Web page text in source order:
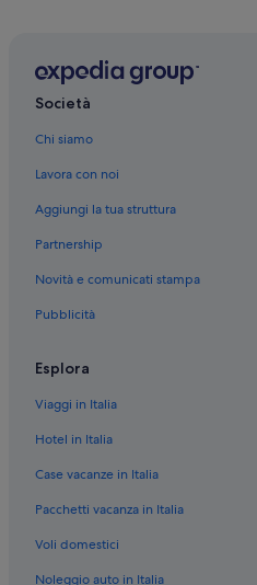
Museo d'Arte Moderna Vittoria
Pescara: Hotel con piscina
Pescara: Hotel sulla neve
Pescara: Hotel per golfisti
Pescara: Hotel ecosostenibili
Pescara: Hotel con palestra
Pescara: Hotel di lusso
Pescara: Hotel sulla spiaggia
Pescara: Hotel per famiglie
Pescara: Hotel di lusso
Pescara: Boutique hotel
Pescara: Hotel per chi ama
Società
Chi siamo
Lavora con noi
Aggiungi la tua struttura
Partnership
Novità e comunicati stampa
Pubblicità
Esplora
Viaggi in Italia
Hotel in Italia
Case vacanze in Italia
Pacchetti vacanza in Italia
Voli domestici
Noleggio auto in Italia